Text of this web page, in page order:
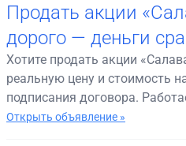
Продать акции
дорого — деньги
Хотите продать акции
реальную цену и стоимость
подписания договора.
Открыть объявление »